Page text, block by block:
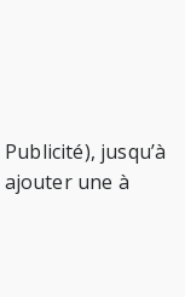
jusqu’à
ajouter une à